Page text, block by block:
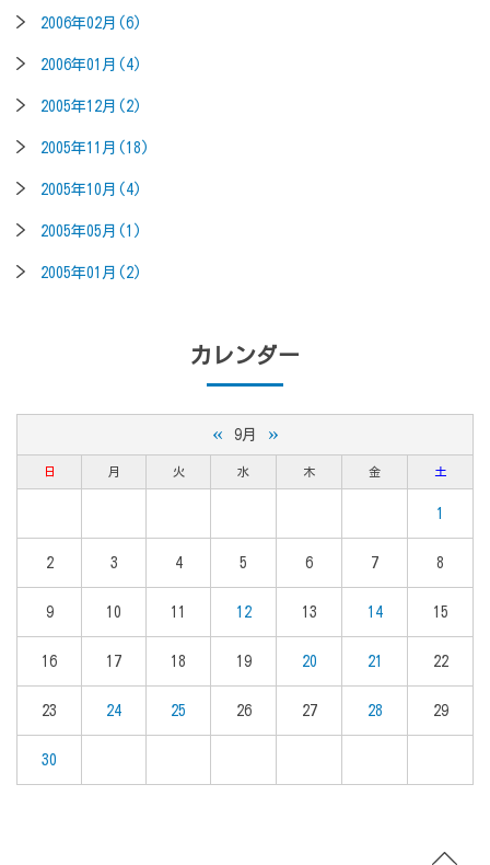
2006年02月(6)
2006年01月(4)
2005年12月(2)
2005年11月(18)
2005年10月(4)
2005年05月(1)
2005年01月(2)
カレンダー
« 9月 »
日 月 火 水 木 金 土
1
2 3 4 5 6 7 8
9 10 11 12 13 14 15
16 17 18 19 20 21 22
23 24 25 26 27 28 29
30